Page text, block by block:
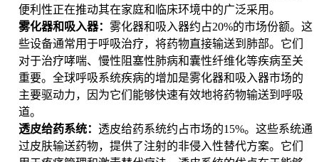
便利性正在推动其在家庭和临床环境中的广泛采用。
雾化器和吸入器： 雾化器和吸入器约占20%的市场份额。这
些设备通常用于呼吸治疗，将药物直接输送到肺部。它们
对于治疗哮喘、慢性阻塞性肺病和囊性纤维化等疾病至关
重要。全球呼吸系统疾病的增加是雾化器和吸入器市场的
主要驱动力，因为它们能够快速有效地将药物输送到呼吸
道。
透皮给药系统： 透皮给药系统约占市场的15%。这些系统通
过皮肤输送药物，提供了注射的非侵入性替代方案。它们